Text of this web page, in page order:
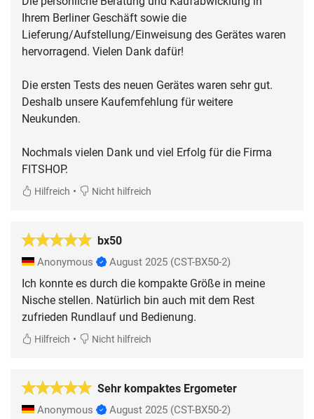
Ihrem Berliner Geschäft sowie die
Lieferung/Aufstellung/Einweisung des Gerätes waren
hervorragend. Vielen Dank dafür!
Die ersten Tests des neuen Gerätes waren sehr gut.
Deshalb unsere Kaufemfehlung für weitere
Neukunden.
Nochmals vielen Dank und viel Erfolg für die Firma
FITSHOP.
Hilfreich • Nicht hilfreich
bx50
Anonymous August 2025 (CST-BX50-2)
Ich konnte es durch die kompakte Größe in meine
Nische stellen. Natürlich bin auch mit dem Rest
zufrieden Rundlauf und Bedienung.
Hilfreich • Nicht hilfreich
Sehr kompaktes Ergometer
Anonymous August 2025 (CST-BX50-2)